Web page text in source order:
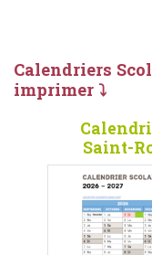
Calendriers
imprimer ⤵
Saint-